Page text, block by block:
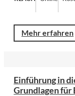
Mehr erfahren
Einführung in
Grundlagen für